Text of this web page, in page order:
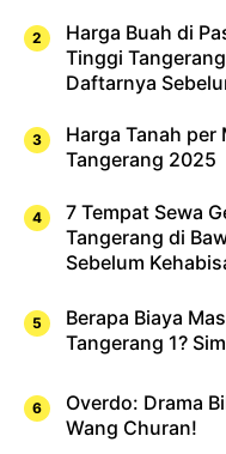
Harga Buah di
Tinggi
Daftarnya
Harga Tanah per
Tangerang 2025
7 Tempat Sewa
Tangerang di
Sebelum
Berapa Biaya
Tangerang 1?
Overdo: Drama
Wang Churan!